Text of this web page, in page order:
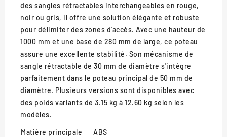
des sangles rétractables interchangeables en rouge,
noir ou gris, il offre une solution élégante et robuste
pour délimiter des zones d'accès. Avec une hauteur de
1000 mm et une base de 280 mm de large, ce poteau
assure une excellente stabilité. Son mécanisme de
sangle rétractable de 30 mm de diamètre s'intègre
parfaitement dans le poteau principal de 50 mm de
diamètre. Plusieurs versions sont disponibles avec
des poids variants de 3.15 kg à 12.60 kg selon les
modèles.
Matière principale ABS